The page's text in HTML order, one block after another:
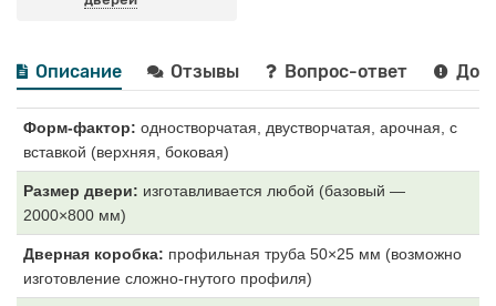
Описание Отзывы Вопрос-ответ
Форм-фактор: одностворчатая, двустворчатая, арочная, с
вставкой (верхняя, боковая)
Размер двери: изготавливается любой (базовый —
2000×800 мм)
Дверная коробка: профильная труба 50×25 мм (возможно
изготовление сложно-гнутого профиля)